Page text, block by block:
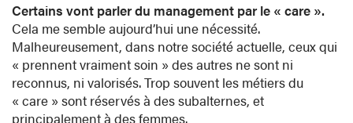
Certains vont parler du management par le « care ».
Cela me semble aujourd’hui une nécessité.
Malheureusement, dans notre société actuelle, ceux qui
« prennent vraiment soin » des autres ne sont ni
reconnus, ni valorisés. Trop souvent les métiers du
« care » sont réservés à des subalternes, et
principalement à des femmes.